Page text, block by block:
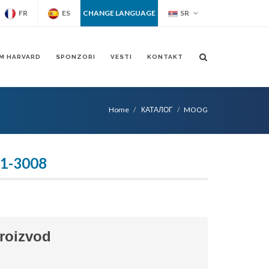
FR ES CHANGE LANGUAGE SR
HARVARD SPONZORI VESTI KONTAKT
Home КАТАЛОГ MOOG
3008